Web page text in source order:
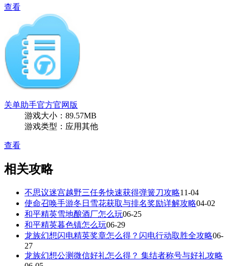
查看
关单助手官方官网版
游戏大小：89.57MB
游戏类型：应用其他
查看
相关攻略
不思议迷宫越野三任务快速获得弹簧刀攻略11-04
使命召唤手游冬日雪花获取与排名奖励详解攻略04-02
和平精英雪地酿酒厂怎么玩06-25
和平精英暮色镇怎么玩06-29
龙族幻想闪电精英奖章怎么得？闪电行动取胜全攻略06-
27
龙族幻想公测微信好礼怎么得？ 集结者称号与好礼攻略